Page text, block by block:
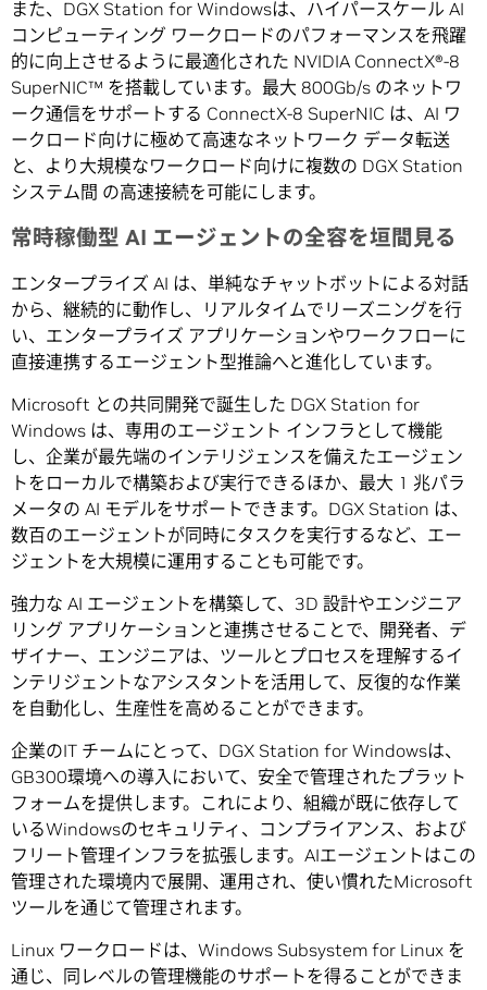
また、DGX Station for Windowsは、ハイパースケール AI
コンピューティング ワークロードのパフォーマンスを飛躍
的に向上させるように最適化された NVIDIA ConnectX®-8
SuperNIC™ を搭載しています。最大 800Gb/s のネットワ
ーク通信をサポートする ConnectX-8 SuperNIC は、AI ワ
ークロード向けに極めて高速なネットワーク データ転送
と、より大規模なワークロード向けに複数の DGX Station
システム間 の高速接続を可能にします。
常時稼働型 AI エージェントの全容を垣間見る
エンタープライズ AI は、単純なチャットボットによる対話
から、継続的に動作し、リアルタイムでリーズニングを行
い、エンタープライズ アプリケーションやワークフローに
直接連携するエージェント型推論へと進化しています。
Microsoft との共同開発で誕生した DGX Station for
Windows は、専用のエージェント インフラとして機能
し、企業が最先端のインテリジェンスを備えたエージェン
トをローカルで構築および実行できるほか、最大 1 兆パラ
メータの AI モデルをサポートできます。DGX Station は、
数百のエージェントが同時にタスクを実行するなど、エー
ジェントを大規模に運用することも可能です。
強力な AI エージェントを構築して、3D 設計やエンジニア
リング アプリケーションと連携させることで、開発者、デ
ザイナー、エンジニアは、ツールとプロセスを理解するイ
ンテリジェントなアシスタントを活用して、反復的な作業
を自動化し、生産性を高めることができます。
企業のIT チームにとって、DGX Station for Windowsは、
GB300環境への導入において、安全で管理されたプラット
フォームを提供します。これにより、組織が既に依存して
いるWindowsのセキュリティ、コンプライアンス、および
フリート管理インフラを拡張します。AIエージェントはこの
管理された環境内で展開、運用され、使い慣れたMicrosoft
ツールを通じて管理されます。
Linux ワークロードは、Windows Subsystem for Linux を
通じ、同レベルの管理機能のサポートを得ることができま